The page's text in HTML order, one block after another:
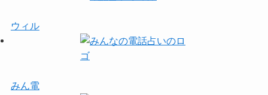
ウィル
みん電